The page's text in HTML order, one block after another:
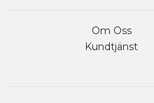
Om Oss
Kundtjänst